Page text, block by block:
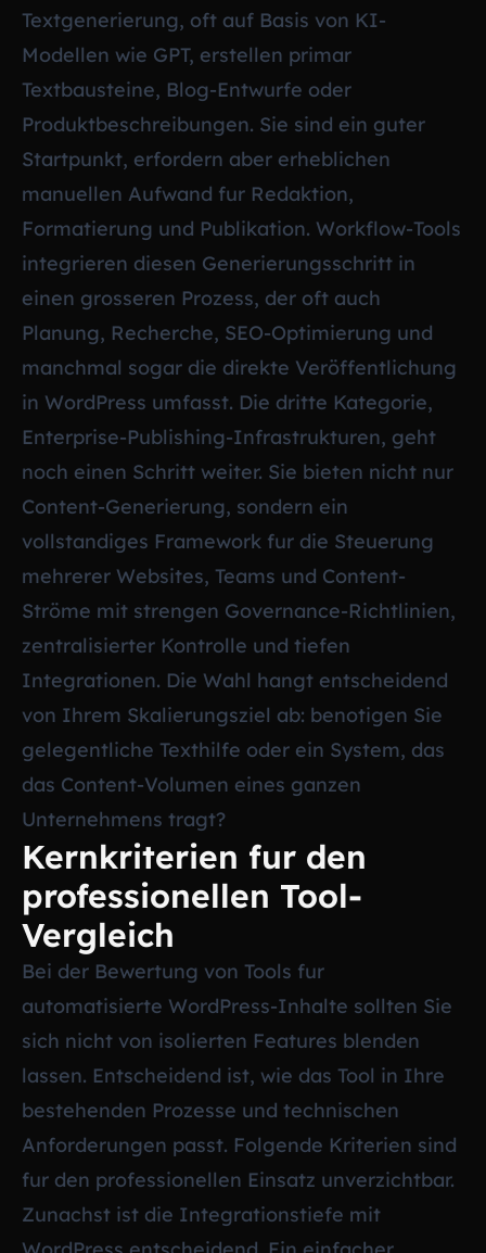
Textgenerierung, oft auf Basis von KI-
Modellen wie GPT, erstellen primar
Textbausteine, Blog-Entwurfe oder
Produktbeschreibungen. Sie sind ein guter
Startpunkt, erfordern aber erheblichen
manuellen Aufwand fur Redaktion,
Formatierung und Publikation. Workflow-Tools
integrieren diesen Generierungsschritt in
einen grosseren Prozess, der oft auch
Planung, Recherche, SEO-Optimierung und
manchmal sogar die direkte Veröffentlichung
in WordPress umfasst. Die dritte Kategorie,
Enterprise-Publishing-Infrastrukturen, geht
noch einen Schritt weiter. Sie bieten nicht nur
Content-Generierung, sondern ein
vollstandiges Framework fur die Steuerung
mehrerer Websites, Teams und Content-
Ströme mit strengen Governance-Richtlinien,
zentralisierter Kontrolle und tiefen
Integrationen. Die Wahl hangt entscheidend
von Ihrem Skalierungsziel ab: benotigen Sie
gelegentliche Texthilfe oder ein System, das
das Content-Volumen eines ganzen
Unternehmens tragt?
Kernkriterien fur den
professionellen Tool-
Vergleich
Bei der Bewertung von Tools fur
automatisierte WordPress-Inhalte sollten Sie
sich nicht von isolierten Features blenden
lassen. Entscheidend ist, wie das Tool in Ihre
bestehenden Prozesse und technischen
Anforderungen passt. Folgende Kriterien sind
fur den professionellen Einsatz unverzichtbar.
Zunachst ist die Integrationstiefe mit